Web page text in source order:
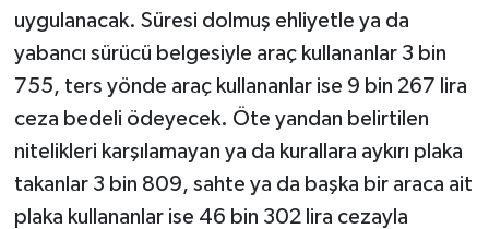
uygulanacak. Süresi dolmuş ehliyetle ya da
yabancı sürücü belgesiyle araç kullananlar 3 bin
755, ters yönde araç kullananlar ise 9 bin 267 lira
ceza bedeli ödeyecek. Öte yandan belirtilen
nitelikleri karşılamayan ya da kurallara aykırı plaka
takanlar 3 bin 809, sahte ya da başka bir araca ait
plaka kullananlar ise 46 bin 302 lira cezayla